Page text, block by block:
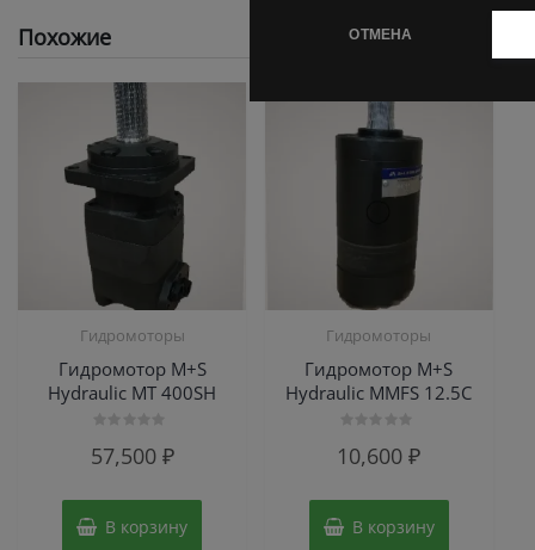
ОТМЕНА
Похожие
Гидромоторы
Гидромотор M+S
Hydraulic МТ 400SH
0
57,500 ₽
В корзину
Гидромоторы
Гидромотор M+S
Hydraulic MMFS 12.5C
0
10,600₽
В корзину